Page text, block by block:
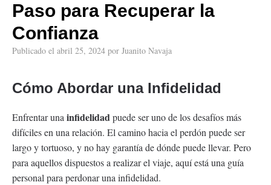
Paso para Recuperar la
Confianza
Publicado el abril 25, 2024 por Juanito Navaja
Cómo Abordar una Infidelidad
Enfrentar una infidelidadpuede ser uno de los desafíos más
difíciles en una relación. El camino hacia el perdón puede ser
largo y tortuoso, y no hay garantía de dónde puede llevar. Pero
para aquellos dispuestos a realizar el viaje, aquí está una guía
personal para perdonar una infidelidad.